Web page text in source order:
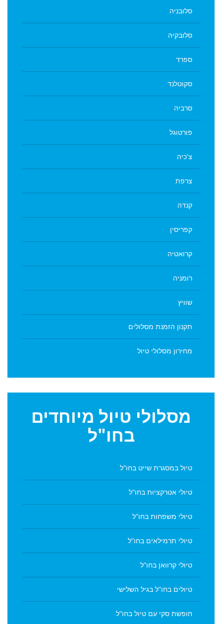
סלובניה
סלובקיה
ספרד
סקוטלנד
סרביה
פורטוגל
צ'כיה
צרפת
קנדה
קפריסין
קרואטיה
רומניה
שוויץ
תקנון הזמנת מסלולים
מחירון מסלולי טיול
מסלולי טיול מיוחדים
בחו"ל
טיול במסגרת שייט בחו"ל
טיולי אטרקציות בחו"ל
טיולי משפחות בחו"ל
טיולי תרמילאים בחו"ל
טיולי קרוואן בחו"ל
טיולים בחו"ל בגיל השלישי
חופשת סקי עם טיול בחו"ל